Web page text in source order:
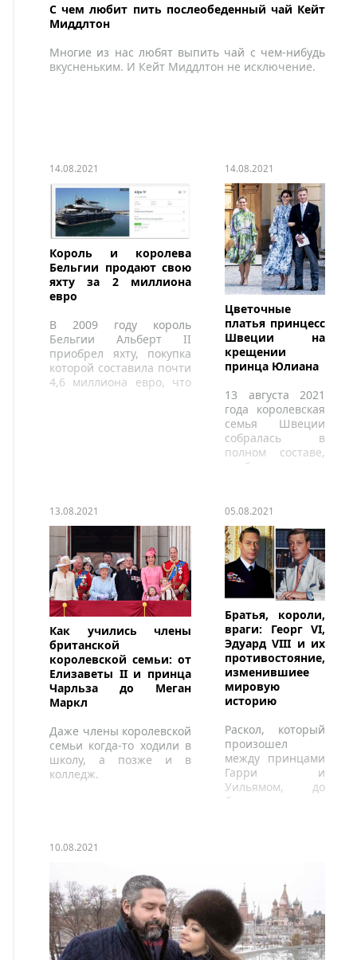
С чем любит пить послеобеденный чай Кейт
Миддлтон
Многие из нас любят выпить чай с чем-нибудь
вкусненьким. И Кейт Миддлтон не исключение.
14.08.2021
Король и королева
Бельгии продают свою
яхту за 2 миллиона
евро
В 2009 году король
Бельгии Альберт II
приобрел яхту, покупка
которой составила почти
4,6 миллиона евро, что
14.08.2021
Цветочные
платья принцесс
Швеции на
крещении
принца Юлиана
13 августа 2021
года королевская
семья Швеции
собралась в
полном составе,
чтобы
младшего сына
принца Кала
Филиппа и
принцессы
Софии.
13.08.2021
Как учились члены
британской
королевской семьи: от
Елизаветы II и принца
Чарльза до Меган
Маркл
Даже члены королевской
семьи когда-то ходили в
школу, а позже и в
колледж.
10.08.2021
05.08.2021
Братья, короли,
враги: Георг VI,
Эдуард VIII и их
противостояние,
изменившиее
мировую
историю
Раскол, который
произошел
между принцами
Гарри и
Уильямом, до
боли напоминает